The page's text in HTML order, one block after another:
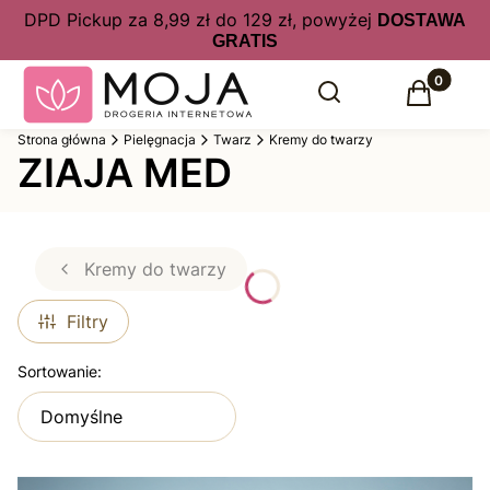
DPD Pickup za 8,99 zł do 129 zł, powyżej DOSTAWA
GRATIS
Otwórz wyszukiwarkę
Szukaj Produkty
Koszyk
Strona główna Pielęgnacja Twarz Kremy do twarzy
ZIAJA MED
Kremy do twarzy
Filtry
Lista produktów
Sortowanie:
Domyślne